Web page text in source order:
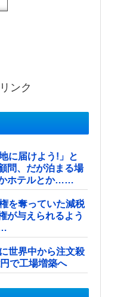
ンク
に届けよう!」と
問、だが泊まる場
ホテルとか……
を奪っていた減税
が与えられるよう
世界中から注文殺
で工場増築へ